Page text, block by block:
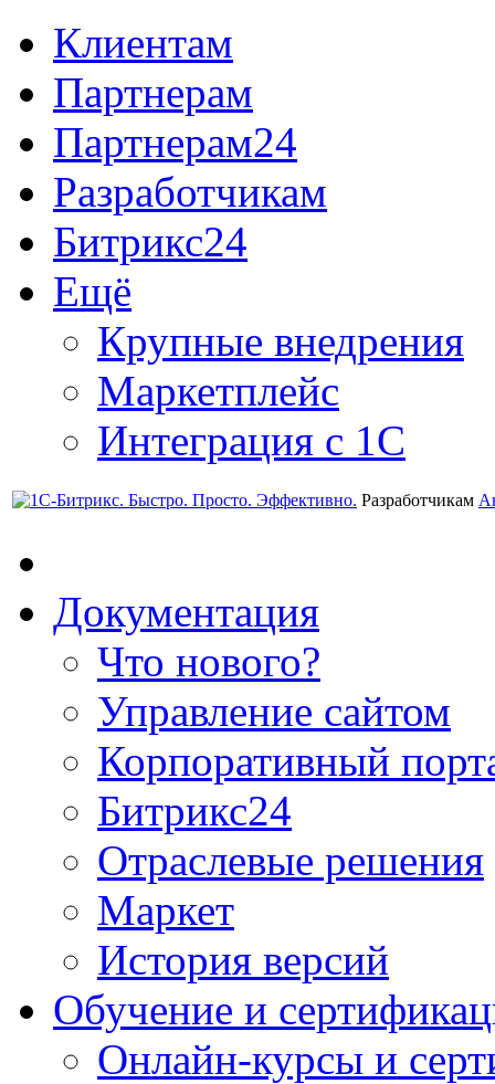
Клиентам
Партнерам
Партнерам24
Разработчикам
Битрикс24
Ещё
Крупные внедрения
Маркетплейс
Интеграция с 1С
Разработчикам
Документация
Что нового?
Управление сайтом
Корпоративный
Битрикс24
Отраслевые решения
Маркет
История версий
Обучение и
Онлайн-курсы и